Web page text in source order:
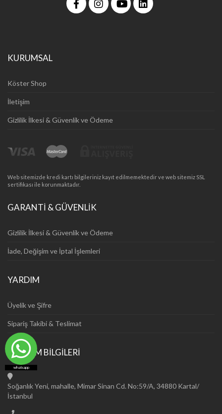
whatsapp
KURUMSAL
Köster Shop
İletişim
Gizlilik İlkesi & Güvenlik ve Ödeme
Web sitemizde kredi kartı bilgileriniz kayıt edilmemektedir ve web sitemiz SSL
sertifikası ile korunmaktadır.
GARANTİ & GÜVENLİK
Gizlilik İlkesi & Güvenlik ve Ödeme
İade, Değişim ve İptal İşlemleri
YARDIM
Üyelik ve Şifre
Sipariş Takibi & Teslimat
İLETİŞİM BİLGİLERİ
Soğanlık Yeni, mahalle, Mimar Sinan Cd. No:59/A, 34880 Kartal/
İstanbul